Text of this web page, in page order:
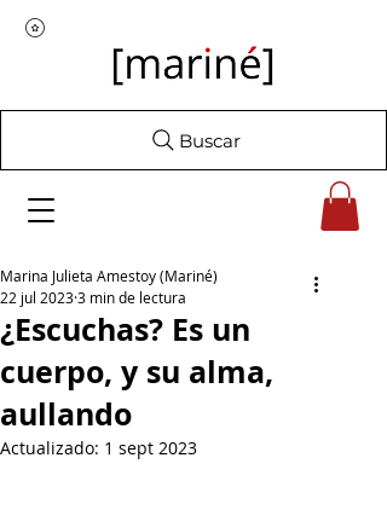
Buscar
¿Escuchas? Es un
cuerpo, y su alma,
aullando
Marina Julieta Amestoy (Mariné)
22 jul 20233 min de lectura
Actualizado: 1 sept 2023